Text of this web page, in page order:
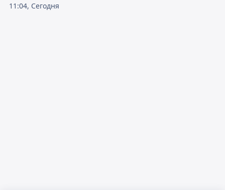
11:04, Сегодня